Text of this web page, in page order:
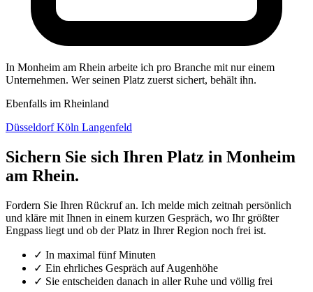
In Monheim am Rhein arbeite ich pro Branche mit nur einem
Unternehmen. Wer seinen Platz zuerst sichert, behält ihn.
Ebenfalls im Rheinland
DüsseldorfKöln Langenfeld
Sichern Sie sich Ihren Platz in Monheim
am Rhein.
Fordern Sie Ihren Rückruf an. Ich melde mich zeitnah persönlich
und kläre mit Ihnen in einem kurzen Gespräch, wo Ihr größter
Engpass liegt und ob der Platz in Ihrer Region noch frei ist.
✓ In maximal fünf Minuten
✓ Ein ehrliches Gespräch auf Augenhöhe
✓ Sie entscheiden danach in aller Ruhe und völlig frei